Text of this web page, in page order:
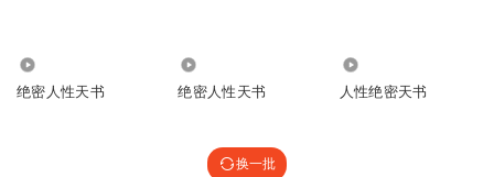
绝密人性天书 绝密人性天书 人性绝密天书
换一批